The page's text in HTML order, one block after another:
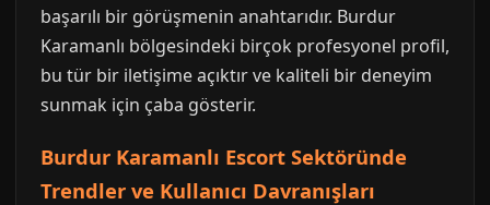
başarılı bir görüşmenin anahtarıdır. Burdur
Karamanlı bölgesindeki birçok profesyonel profil,
bu tür bir iletişime açıktır ve kaliteli bir deneyim
sunmak için çaba gösterir.
Burdur Karamanlı Escort Sektöründe
Trendler ve Kullanıcı Davranışları